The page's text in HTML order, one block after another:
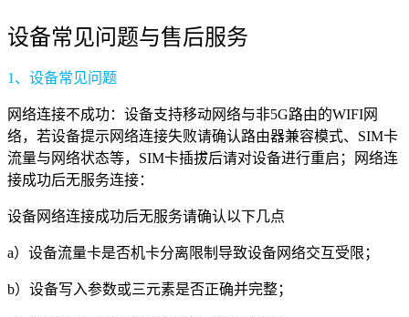
设备常见问题与售后服务
1、设备常见问题
网络连接不成功：设备支持移动网络与非5G路由的WIFI网
络，若设备提示网络连接失败请确认路由器兼容模式、SIM卡
流量与网络状态等，SIM卡插拔后请对设备进行重启；网络连
接成功后无服务连接：
设备网络连接成功后无服务请确认以下几点
a）设备流量卡是否机卡分离限制导致设备网络交互受限；
b）设备写入参数或三元素是否正确并完整；